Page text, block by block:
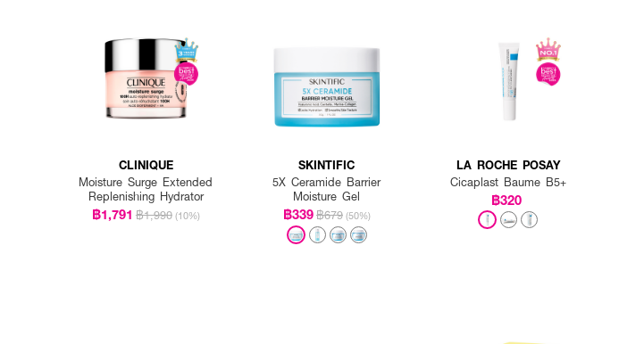
CLINIQUE
Moisture Surge Extended
Replenishing Hydrator
฿1,791 ฿1,990 (10%)
SKINTIFIC
5X Ceramide Barrier
Moisture Gel
฿339฿679 (50%)
LA ROCHE POSAY
Cicaplast Baume B5+
฿320